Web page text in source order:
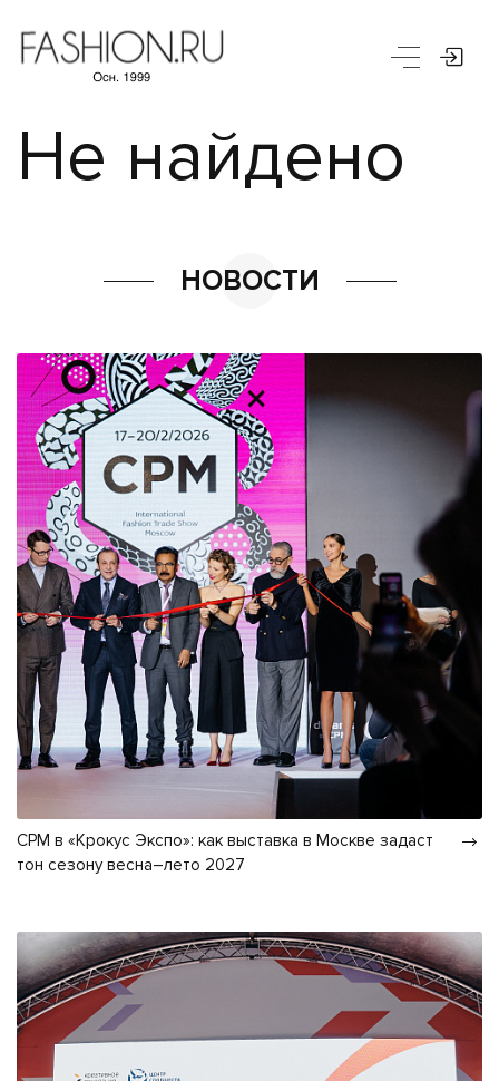
Не найдено
НОВОСТИ
CPM в «Крокус Экспо»: как выставка в Москве задаст
тон сезону весна–лето 2027